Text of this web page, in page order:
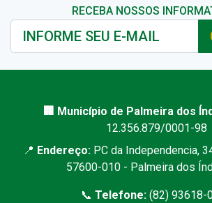
RECEBA NOSSOS
🏢 Município de Palmeira dos
12.356.879/0001-98
📍 Endereço: PC da Independencia,
57600-010 - Palmeira dos
📞 Telefone:(82) 93618-